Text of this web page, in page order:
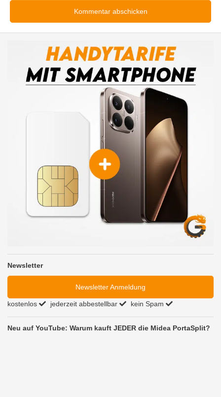
Newsletter
Newsletter Anmeldung
kostenlos jederzeit abbestellbar kein Spam
Neu auf YouTube: Warum kauft JEDER die Midea PortaSplit?